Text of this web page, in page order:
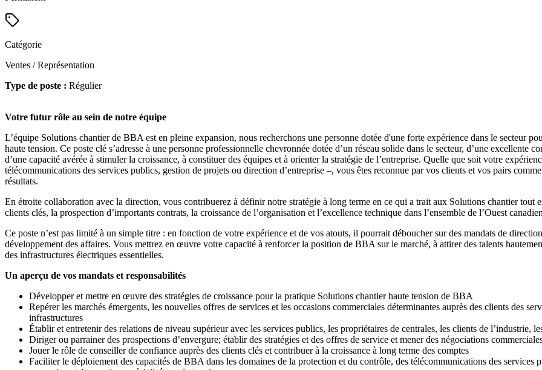
Catégorie
Ventes / Représentation
Type de poste : Régulier
Votre futur rôle au sein de notre équipe
L’équipe Solutions chantier de BBA est en pleine expansion, nous recherchons une personne dotée d'une forte expérience dans le secteur
haute tension. Ce poste clé s’adresse à une personne professionnelle chevronnée dotée d’un réseau solide dans le secteur, d’une excellente
d’une capacité avérée à stimuler la croissance, à constituer des équipes et à orienter la stratégie de l’entreprise. Quelle que soit votre
télécommunications des services publics, gestion de projets ou direction d’entreprise –, vous êtes reconnue par vos clients et vos pairs
résultats.
En étroite collaboration avec la direction, vous contribuerez à définir notre stratégie à long terme en ce qui a trait aux Solutions chantier tout
clients clés, la prospection d’importants contrats, la croissance de l’organisation et l’excellence technique dans l’ensemble de l’Ouest
Ce poste n’est pas limité à un simple titre : en fonction de votre expérience et de vos atouts, il pourrait déboucher sur des mandats de
développement des affaires. Vous mettrez en œuvre votre capacité à renforcer la position de BBA sur le marché, à attirer des talents
des infrastructures électriques essentielles.
Un aperçu de vos mandats et responsabilités
Développer et mettre en œuvre des stratégies de croissance pour la pratique Solutions chantier haute tension de BBA
Repérer les marchés émergents, les nouvelles offres de services et les occasions commerciales déterminantes auprès des clients des
infrastructures
Établir et entretenir des relations de niveau supérieur avec les services publics, les propriétaires de centrales, les clients de l’industrie,
Diriger ou parrainer des prospections d’envergure; établir des stratégies et des offres de service et mener des négociations
Jouer le rôle de conseiller de confiance auprès des clients clés et contribuer à la croissance à long terme des comptes
Faciliter le déploiement des capacités de BBA dans les domaines de la protection et du contrôle, des télécommunications des services